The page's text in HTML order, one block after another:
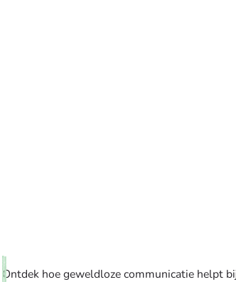
Ontdek hoe geweldloze communicatie helpt